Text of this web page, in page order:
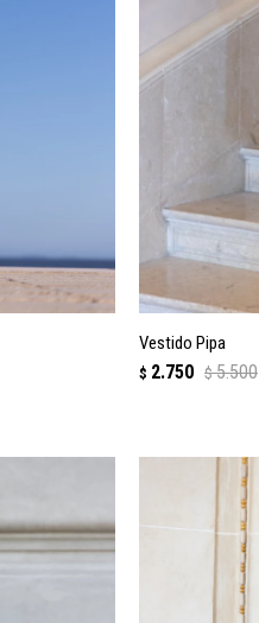
Vestido Pipa
$ 2.750 $ 5.500